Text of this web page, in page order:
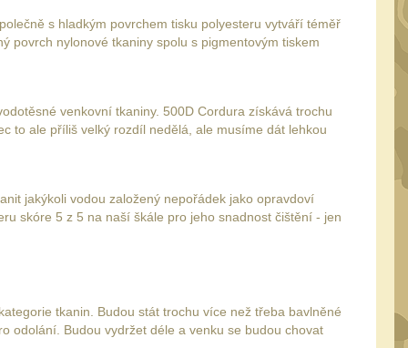
s hladkým povrchem tisku polyesteru vytváří téměř
povrch nylonové tkaniny spolu s pigmentovým tiskem
venkovní tkaniny. 500D Cordura získává trochu
to ale příliš velký rozdíl nedělá, ale musíme dát lehkou
jakýkoli vodou založený nepořádek jako opravdoví
skóre 5 z 5 na naší škále pro jeho snadnost čištění - jen
tkanin. Budou stát trochu více než třeba bavlněné
odolání. Budou vydržet déle a venku se budou chovat